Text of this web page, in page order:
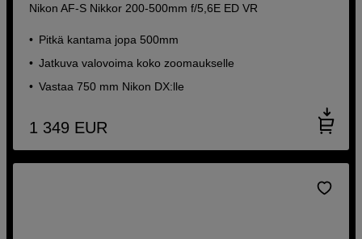
Nikon AF-S Nikkor 200-500mm f/5,6E ED VR
Pitkä kantama jopa 500mm
Jatkuva valovoima koko zoomaukselle
Vastaa 750 mm Nikon DX:lle
1 349 EUR